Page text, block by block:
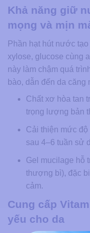
Khả năng giữ
mọng và mịn
Phần hạt hút nước
xylose, glucose cùng
này làm chậm quá
bào, dẫn đến da căng
Chất xơ hòa tan
trọng lượng bản
Cải thiện mức độ
sau 4–6 tuần sử
Gel mucilage hỗ
thượng bì), đặc
cảm.
Cung cấp
yếu cho da